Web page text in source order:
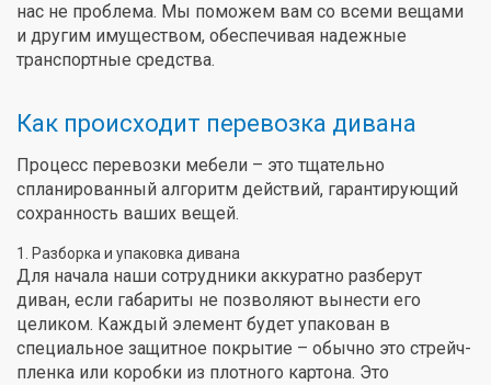
нас не проблема. Мы поможем вам со всеми вещами
и другим имуществом, обеспечивая надежные
транспортные средства.
Как происходит перевозка дивана
Процесс перевозки мебели – это тщательно
спланированный алгоритм действий, гарантирующий
сохранность ваших вещей.
Разборка и упаковка дивана
Для начала наши сотрудники аккуратно разберут
диван, если габариты не позволяют вынести его
целиком. Каждый элемент будет упакован в
специальное защитное покрытие – обычно это стрейч-
пленка или коробки из плотного картона. Это